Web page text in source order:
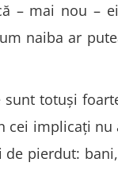
– mai nou –
naiba ar
totuși
implicați nu
pierdut: